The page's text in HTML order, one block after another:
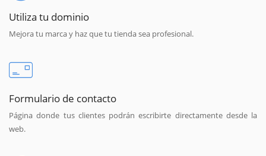
Utiliza tu dominio
Mejora tu marca y haz que tu tienda sea profesional.
Formulario de contacto
Página donde tus clientes podrán escribirte directamente desde la
web.